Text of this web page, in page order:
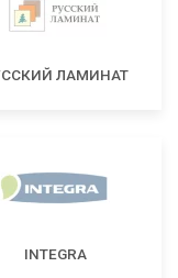
ЛАМИНАТ
INTEGRA